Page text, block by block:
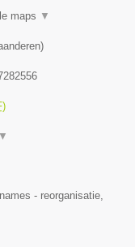
maps ▼
)
▼
- reorganisatie,